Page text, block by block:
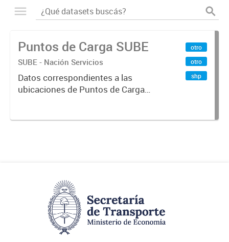
Puntos de Carga SUBE
SUBE - Nación Servicios
Datos correspondientes a las
ubicaciones de Puntos de Carga
otro
otro
shp